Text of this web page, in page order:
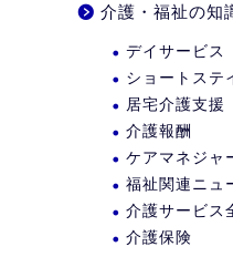
介護・福祉の知
デイサービス
ショートステ
居宅介護支援
介護報酬
ケアマネジャ
福祉関連ニュ
介護サービス
介護保険